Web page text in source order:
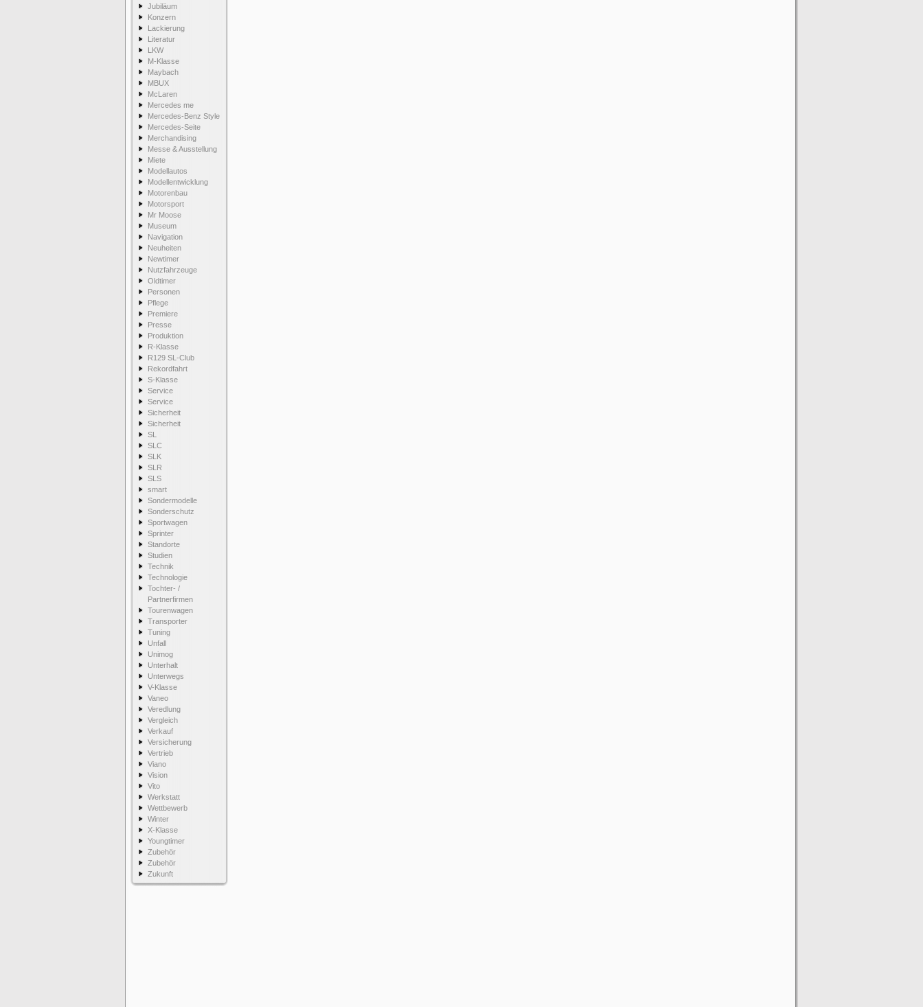
Jubiläum
Konzern
Lackierung
Literatur
LKW
M-Klasse
Maybach
MBUX
McLaren
Mercedes me
Mercedes-Benz Style
Mercedes-Seite
Merchandising
Messe & Ausstellung
Miete
Modellautos
Modellentwicklung
Motorenbau
Motorsport
Mr Moose
Museum
Navigation
Neuheiten
Newtimer
Nutzfahrzeuge
Oldtimer
Personen
Pflege
Premiere
Presse
Produktion
R-Klasse
R129 SL-Club
Rekordfahrt
S-Klasse
Service
Service
Sicherheit
Sicherheit
SL
SLC
SLK
SLR
SLS
smart
Sondermodelle
Sonderschutz
Sportwagen
Sprinter
Standorte
Studien
Technik
Technologie
Tochter- /
Partnerfirmen
Tourenwagen
Transporter
Tuning
Unfall
Unimog
Unterhalt
Unterwegs
V-Klasse
Vaneo
Veredlung
Vergleich
Verkauf
Versicherung
Vertrieb
Viano
Vision
Vito
Werkstatt
Wettbewerb
Winter
X-Klasse
Youngtimer
Zubehör
Zubehör
Zukunft